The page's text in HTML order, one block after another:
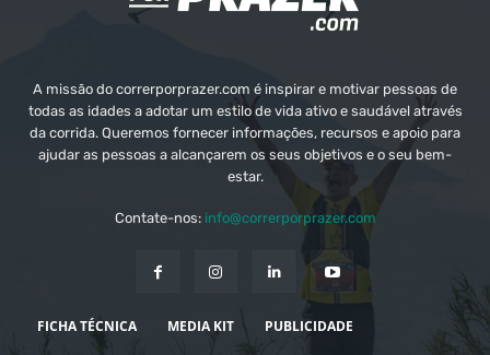
A missão do correrporprazer.com é inspirar e motivar pessoas de
todas as idades a adotar um estilo de vida ativo e saudável através
da corrida. Queremos fornecer informações, recursos e apoio para
ajudar as pessoas a alcançarem os seus objetivos e o seu bem-
estar.
Contate-nos: info@correrporprazer.com
FICHA TÉCNICA MEDIA KIT PUBLICIDADE